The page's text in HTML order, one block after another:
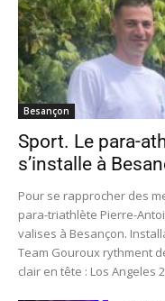
Besançon
Sport. Le para-
s’installe à
Pour se rapprocher des
para-triathlète Pierre-
valises à Besançon.
Team Gouroux rythment
clair en tête : Los Angeles